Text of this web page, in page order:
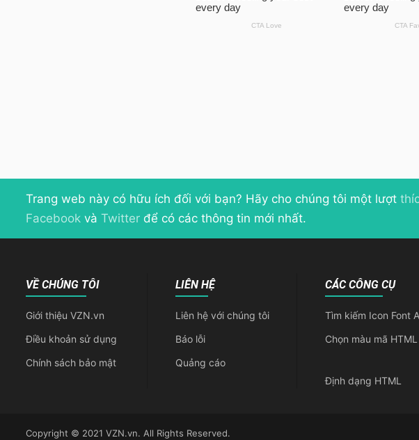
Trang web này có hữu ích đối với bạn? Hãy cho chúng tôi một lượt
Facebook và Twitter để có các thông tin mới nhất.
VỀ CHÚNG TÔI
Giới thiệu VZN.vn
Điều khoản sử dụng
Chính sách bảo mật
LIÊN HỆ
Liên hệ với chúng tôi
Báo lỗi
Quảng cáo
CÁC CÔNG CỤ
Tìm kiếm Icon Font
Chọn màu mã HTML
Định dạng HTML
Copyright © 2021 VZN.vn. All Rights Reserved.